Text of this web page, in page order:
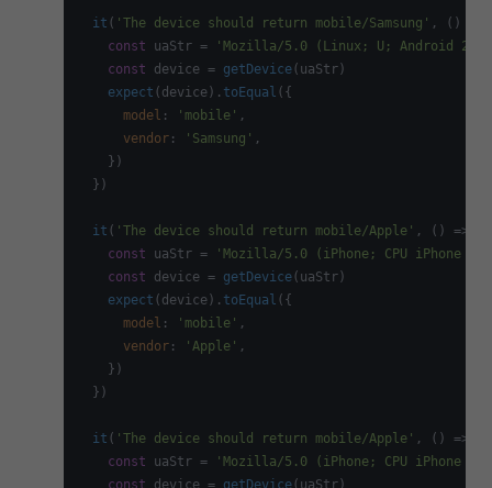
it ( 'The device should return mobile/Samsung' , () =>
const uaStr =
'Mozilla/5.0 (Linux; U; Android 2.3.5;
const device = getDevice(uaStr)
expect (device). toEqual ({
model : 'mobile' ,
vendor : 'Samsung' ,
    })
  })
it ( 'The device should return mobile/Apple' , () =>
const uaStr =
'Mozilla/5.0 (iPhone; CPU iPhone
const device = getDevice(uaStr)
expect (device). toEqual ({
model : 'mobile' ,
vendor : 'Apple' ,
    })
  })
it ( 'The device should return mobile/Apple' , () =>
const uaStr =
'Mozilla/5.0 (iPhone; CPU iPhone